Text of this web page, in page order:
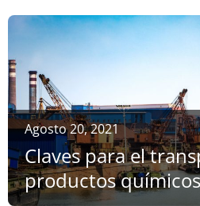
Agosto 20, 2021
Claves para el
productos químicos